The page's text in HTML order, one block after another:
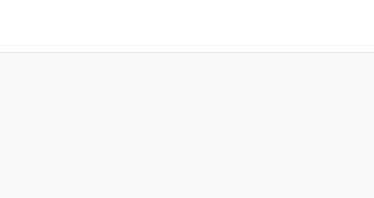
Сравнение